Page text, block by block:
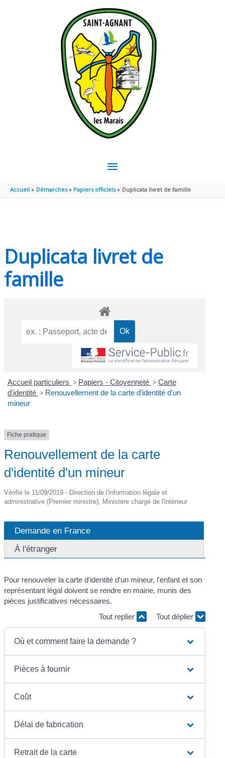
MENU
PRINCIPAL
Accueil Démarches Papiers officiels Duplicata livret de famille
Duplicata livret de
famille
Accueil particuliers > Papiers - Citoyenneté > Carte
d'identité > Renouvellement de la carte d'identité d'un
mineur
Fiche pratique
Renouvellement de la carte
d'identité d'un mineur
Vérifié le 11/09/2019 - Direction de l'information légale et
administrative (Premier ministre), Ministère chargé de l'intérieur
Demande en France
À l'étranger
Pour renouveler la carte d'identité d'un mineur, l'enfant et son
représentant légal doivent se rendre en mairie, munis des
pièces justificatives nécessaires.
Tout replier
Tout déplier
Où et comment faire la demande ?
Pièces à fournir
Coût
Délai de fabrication
Retrait de la carte